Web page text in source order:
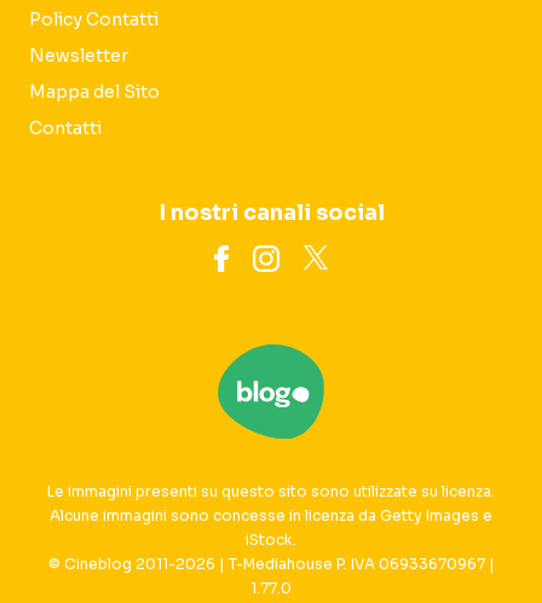
Policy Contatti
Newsletter
Mappa del Sito
Contatti
I nostri canali social
Le immagini presenti su questo sito sono utilizzate su licenza.
Alcune immagini sono concesse in licenza da Getty Images e
iStock.
© Cineblog 2011-2026 | T-Mediahouse P. IVA 06933670967 |
1.77.0